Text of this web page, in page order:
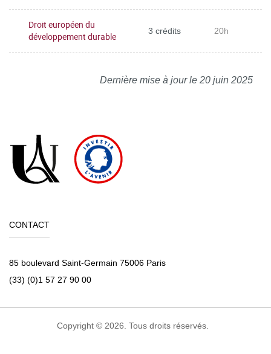
Droit européen du
développement durable
3 crédits 20h
Dernière mise à jour le 20 juin 2025
CONTACT
85 boulevard Saint-Germain 75006 Paris
(33) (0)1 57 27 90 00
Copyright © 2026. Tous droits réservés.